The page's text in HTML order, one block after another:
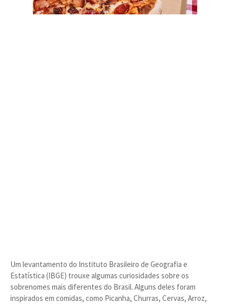
Um levantamento do Instituto Brasileiro de Geografia e
Estatística (IBGE) trouxe algumas curiosidades sobre os
sobrenomes mais diferentes do Brasil. Alguns deles foram
inspirados em comidas, como Picanha, Churras, Cervas, Arroz,